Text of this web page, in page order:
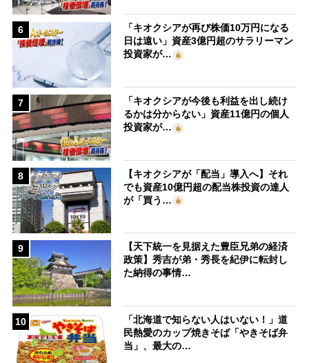
6
「キオクシアが再び株価10万円になる
日は遠い」資産3億円超のサラリーマン
投資家が…
7
「キオクシアが今後も利益を出し続け
るかは分からない」資産11億円の個人
投資家が…
8
【キオクシアが「配当」導入へ】それ
でも資産10億円超の配当株投資の達人
が「買う…
9
【天下統一を見据えた豊臣兄弟の経済
政策】秀吉が弟・秀長を紀伊に転封し
た納得の事情…
10
「北海道で知らない人はいない！」道
民熱愛のカップ焼きそば「やきそば弁
当」、最大の…